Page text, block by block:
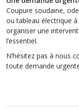
Coupure soudaine,
ou tableau électrique
organiser une
l’essentiel.
N’hésitez pas à nous
toute demande